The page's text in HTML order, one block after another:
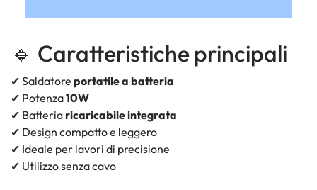
🔹 Caratteristiche principali
✔ Saldatore portatile a batteria
✔ Potenza10W
✔ Batteriaricaricabile integrata
✔ Design compatto e leggero
✔ Ideale per lavori di precisione
✔ Utilizzo senza cavo